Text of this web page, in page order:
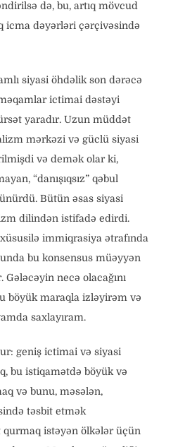
də, bu, artıq mövcud
icma dəyərləri çərçivəsində
siyasi öhdəlik son dərəcə
ictimai dəstəyi
yaradır. Uzun müddət
mərkəzi və güclü siyasi
və demək olar ki,
“danışıqsız” qəbul
Bütün əsas siyasi
dilindən istifadə edirdi.
immiqrasiya ətrafında
bu konsensus müəyyən
necə olacağını
böyük maraqla izləyirəm və
saxlayıram.
geniş ictimai və siyasi
bu istiqamətdə böyük və
və bunu, məsələn,
təsbit etmək
istəyən ölkələr üçün